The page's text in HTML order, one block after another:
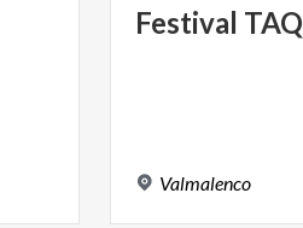
Festival TAQ
Valmalenco